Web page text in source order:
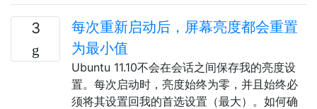
3
每次重新启动后，屏幕亮度都会重置
为最小值
Ubuntu 11.10不会在会话之间保存我的亮度设
置。每次启动时，亮度始终为零，并且始终必
须将其设置回我的首选设置（最大）。如何确